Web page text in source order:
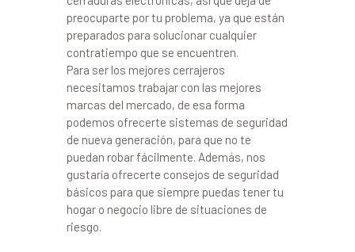
preocuparte por tu problema, ya que están
preparados para solucionar cualquier
contratiempo que se encuentren.
Para ser los mejores cerrajeros
necesitamos trabajar con las mejores
marcas del mercado, de esa forma
podemos ofrecerte sistemas de seguridad
de nueva generación, para que no te
puedan robar fácilmente. Además, nos
gustaría ofrecerte consejos de seguridad
básicos para que siempre puedas tener tu
hogar o negocio libre de situaciones de
riesgo.